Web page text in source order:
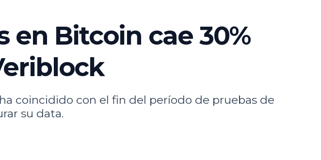
en Bitcoin cae 30%
coincidido con el fin del período de pruebas de
su data.